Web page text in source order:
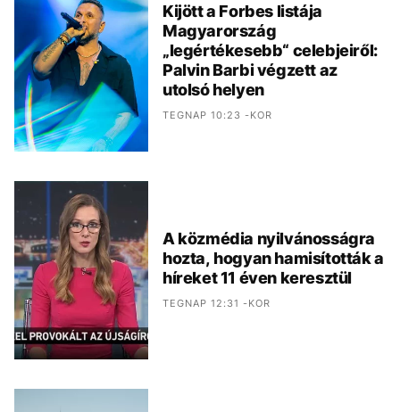
Kijött a Forbes listája
Magyarország
„legértékesebb“ celebjeiről:
Palvin Barbi végzett az
utolsó helyen
TEGNAP 10:23 -KOR
A közmédia nyilvánosságra
hozta, hogyan hamisították a
híreket 11 éven keresztül
TEGNAP 12:31 -KOR